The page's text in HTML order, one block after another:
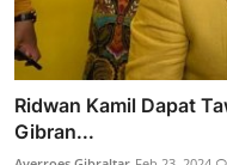
Ridwan Kamil Dapat
Gibran...